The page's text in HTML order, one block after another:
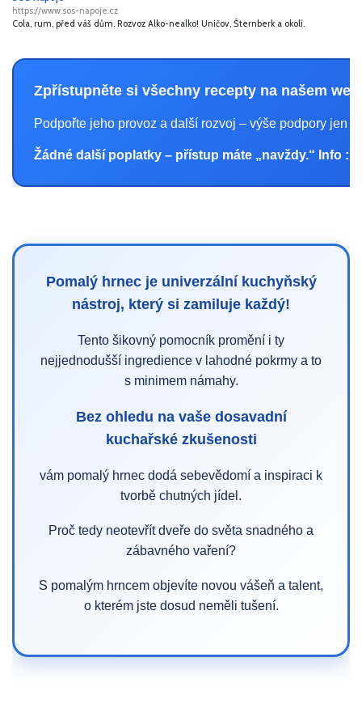
https://www.sos-napoje.cz
Cola, rum, před váš dům. Rozvoz Alko-nealko! Uničov, Šternberk a okolí.
Zpřístupněte si všechny recepty na našem
Podpořte jeho provoz a další rozvoj – výše podpory jen
Žádné další poplatky – přístup máte „navždy.“ Info :
Pomalý hrnec je univerzální kuchyňský
nástroj, který si zamiluje každý!
Tento šikovný pomocník promění i ty
nejjednodušší ingredience v lahodné pokrmy a to
s minimem námahy.
Bez ohledu na vaše dosavadní
kuchařské zkušenosti
vám pomalý hrnec dodá sebevědomí a inspiraci k
tvorbě chutných jídel.
Proč tedy neotevřít dveře do světa snadného a
zábavného vaření?
S pomalým hrncem objevíte novou vášeň a talent,
o kterém jste dosud neměli tušení.